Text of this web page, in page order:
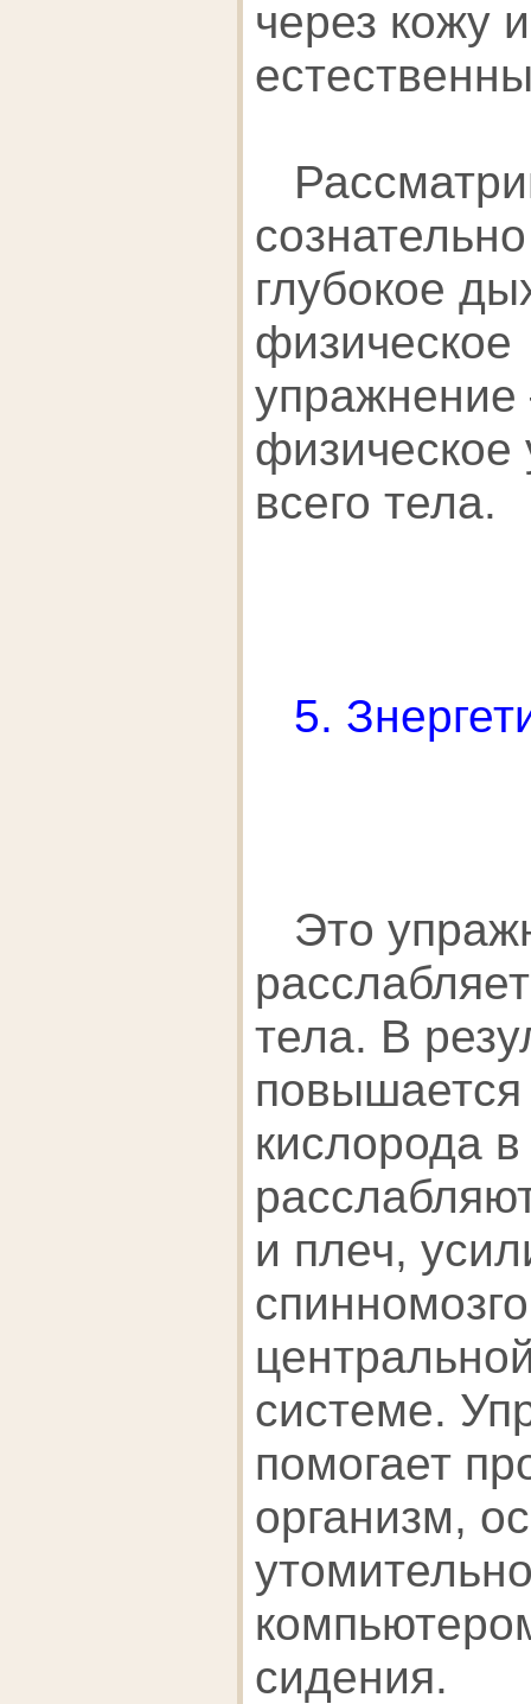
через кожу
глубокое
физическое
всего тела.
5.
Это
тела. В
повышается
кислорода
и плеч,
системе.
помогает
организм,
сидения.